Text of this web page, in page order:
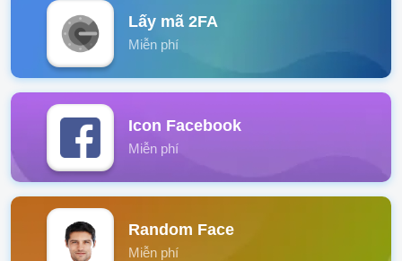
Lấy mã 2FA
Miễn phí
Icon Facebook
Miễn phí
Random Face
Miễn phí